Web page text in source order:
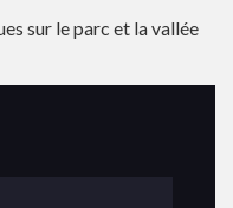
sur le parc et la vallée